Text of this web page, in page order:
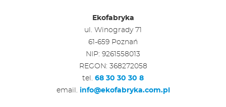
Ekofabryka
ul. Winogrady 71
61-659 Poznań
NIP: 9261558013
REGON: 368272058
tel. 68 30 30 30 8
email. info@ekofabryka.com.pl